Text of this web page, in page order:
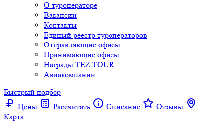
О туроператоре
Вакансии
Контакты
Единый реестр туроператоров
Отправляющие офисы
Принимающие офисы
Награды TEZ TOUR
Авиакомпании
Быстрый подбор
Цены
Рассчитать Описание
Отзывы
Карта